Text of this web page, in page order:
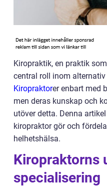
Kiropraktik, en praktik
central roll inom
Kiropraktorer enbart med
men deras kunskap och
utöver detta. Denna
kiropraktor gör och
helhetshälsa.
Kiropraktorns
specialisering